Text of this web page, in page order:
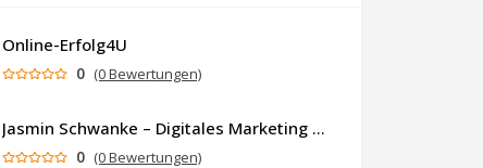
Online-Erfolg4U
0 (0 Bewertungen)
Jasmin Schwanke – Digitales Marketing & KI-gestützte Contenterstellung
0 (0 Bewertungen)